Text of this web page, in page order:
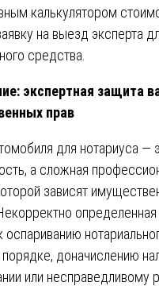
калькулятором
на выезд эксперта
средства.
экспертная защита
прав
для нотариуса —
а сложная
зависят
оспариванию
доначислению
или несправедливому